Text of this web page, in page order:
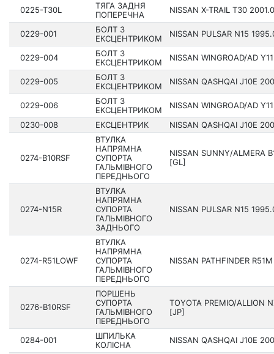
0225-T30L
ТЯГА ЗАДНЯ
ПОПЕРЕЧНА
NISSAN X-TRAIL T30
0229-001
БОЛТ З
ЕКСЦЕНТРИКОМ
NISSAN PULSAR N15
0229-004
БОЛТ З
ЕКСЦЕНТРИКОМ
NISSAN WINGROAD/AD
0229-005
БОЛТ З
ЕКСЦЕНТРИКОМ
NISSAN QASHQAI J10E
0229-006
БОЛТ З
ЕКСЦЕНТРИКОМ
NISSAN WINGROAD/AD
0230-008
ЕКСЦЕНТРИК NISSAN QASHQAI J10E
0274-B10RSF
ВТУЛКА
НАПРЯМНА
СУПОРТА
ГАЛЬМІВНОГО
ПЕРЕДНЬОГО
NISSAN SUNNY/ALMERA
[GL]
0274-N15R
ВТУЛКА
НАПРЯМНА
СУПОРТА
ГАЛЬМІВНОГО
ЗАДНЬОГО
NISSAN PULSAR N15
0274-R51LOWF
ВТУЛКА
НАПРЯМНА
СУПОРТА
ГАЛЬМІВНОГО
ПЕРЕДНЬОГО
NISSAN PATHFINDER
0276-B10RSF
ПОРШЕНЬ
СУПОРТА
ГАЛЬМІВНОГО
ПЕРЕДНЬОГО
TOYOTA PREMIO/ALLION
[JP]
0284-001
ШПИЛЬКА
КОЛІСНА
NISSAN QASHQAI J10E